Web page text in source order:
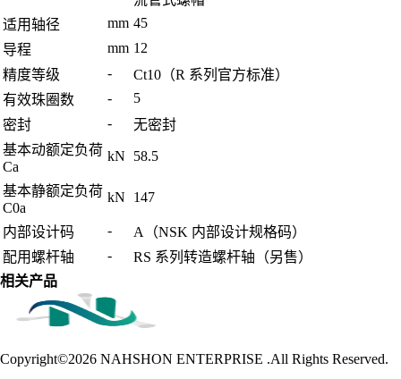
适用轴径
mm 45
导程
mm 12
精度等级
-
Ct10（R 系列官方标准）
有效珠圈数
-
5
密封
-
无密封
基本动额定负荷
Ca
kN 58.5
基本静额定负荷
C0a
kN 147
内部设计码 -
A（NSK 内部设计规格码）
配用螺杆轴
-
RS 系列转造螺杆轴（另售）
相关产品
Copyright©2026 NAHSHON ENTERPRISE .All Rights Reserved.